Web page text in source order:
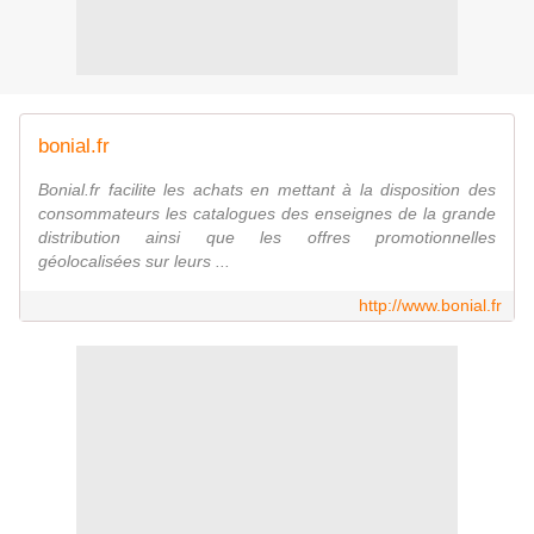
bonial.fr
Bonial.fr facilite les achats en mettant à la disposition des
consommateurs les catalogues des enseignes de la grande
distribution ainsi que les offres promotionnelles
géolocalisées sur leurs ...
http://www.bonial.fr